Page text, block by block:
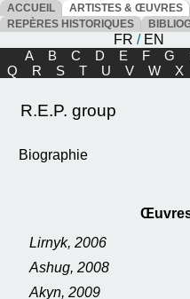
ACCUEIL ARTISTES & ŒUVRES
REPÈRES HISTORIQUES
FR / EN
A
B C D E F G
Q
R S T U V W X